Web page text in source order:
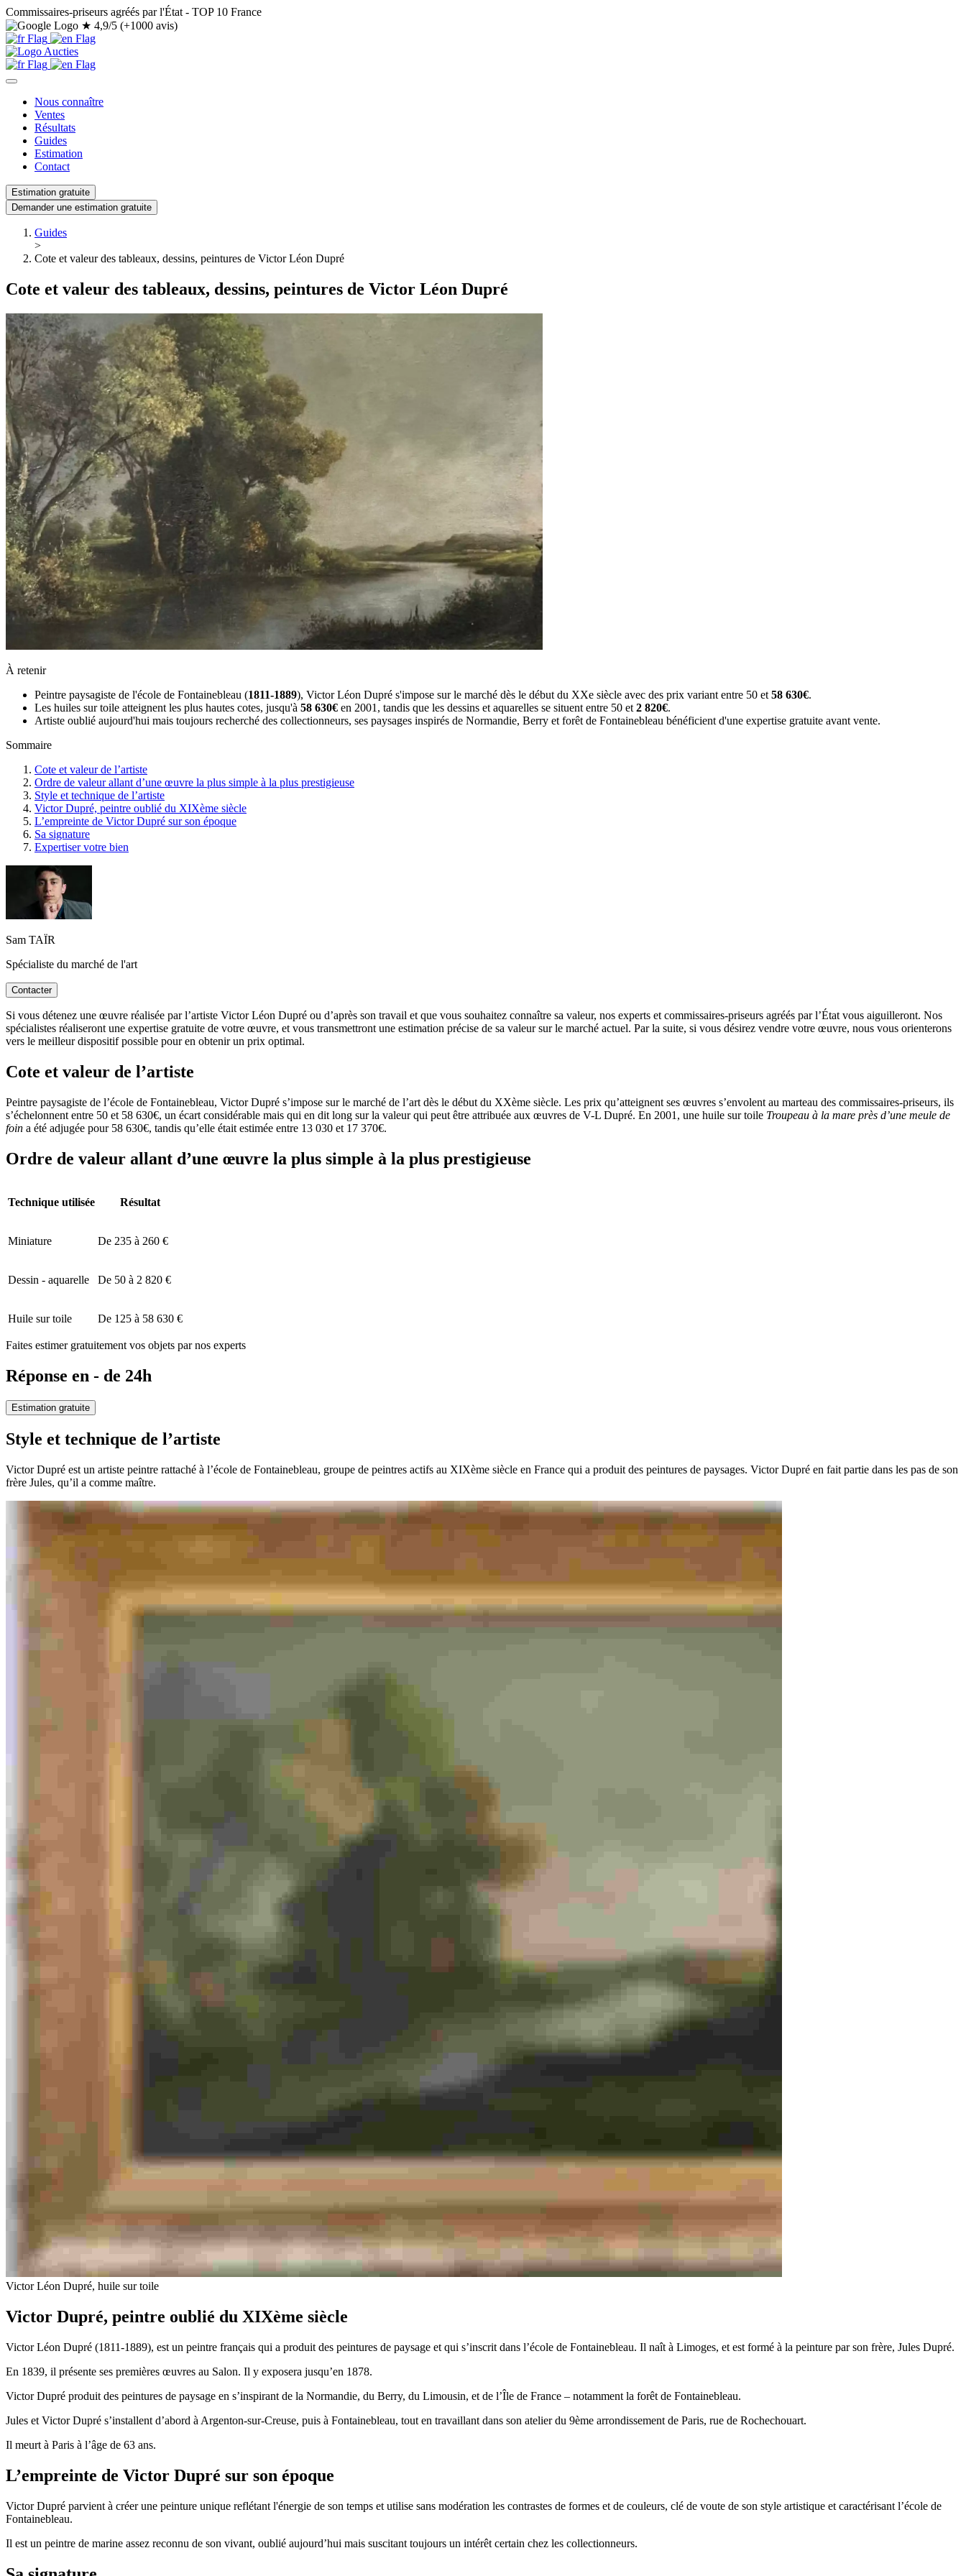
Commissaires-priseurs agréés par l'État - TOP 10 France
★ 4,9/5 (+1000 avis)
Nous connaître
Ventes
Résultats
Guides
Estimation
Contact
Estimation gratuite
Demander une estimation gratuite
Guides
>
Cote et valeur des tableaux, dessins, peintures de Victor Léon Dupré
Cote et valeur des tableaux, dessins, peintures de Victor Léon Dupré
À retenir
Peintre paysagiste de l'école de Fontainebleau (1811-1889), Victor Léon Dupré s'impose sur le marché dès le début du XXe siècle avec des prix variant entre 50 et 58 630€.
Les huiles sur toile atteignent les plus hautes cotes, jusqu'à 58 630€ en 2001, tandis que les dessins et aquarelles se situent entre 50 et 2 820€.
Artiste oublié aujourd'hui mais toujours recherché des collectionneurs, ses paysages inspirés de Normandie, Berry et forêt de Fontainebleau bénéficient d'une expertise gratuite avant vente.
Sommaire
Cote et valeur de l’artiste
Ordre de valeur allant d’une œuvre la plus simple à la plus prestigieuse
Style et technique de l’artiste
Victor Dupré, peintre oublié du XIXème siècle
L’empreinte de Victor Dupré sur son époque
Sa signature
Expertiser votre bien
Sam TAÏR
Spécialiste du marché de l'art
Contacter
Si vous détenez une œuvre réalisée par l’artiste Victor Léon Dupré ou d’après son travail et que vous souhaitez connaître sa valeur, nos experts et commissaires-priseurs agréés par l’État vous aiguilleront. Nos
spécialistes réaliseront une expertise gratuite de votre œuvre, et vous transmettront une estimation précise de sa valeur sur le marché actuel. Par la suite, si vous désirez vendre votre œuvre, nous vous orienterons
vers le meilleur dispositif possible pour en obtenir un prix optimal.
Cote et valeur de l’artiste
Peintre paysagiste de l’école de Fontainebleau, Victor Dupré s’impose sur le marché de l’art dès le début du XXème siècle. Les prix qu’atteignent ses œuvres s’envolent au marteau des commissaires-priseurs, ils
s’échelonnent entre 50 et 58 630€, un écart considérable mais qui en dit long sur la valeur qui peut être attribuée aux œuvres de V-L Dupré. En 2001, une huile sur toile Troupeau à la mare près d’une meule de
foin a été adjugée pour 58 630€, tandis qu’elle était estimée entre 13 030 et 17 370€.
Ordre de valeur allant d’une œuvre la plus simple à la plus prestigieuse
Technique utilisée Résultat
Miniature De 235 à 260 €
Dessin - aquarelle De 50 à 2 820 €
Huile sur toile De 125 à 58 630 €
Faites estimer gratuitement vos objets par nos experts
Réponse en - de 24h
Estimation gratuite
Style et technique de l’artiste
Victor Dupré est un artiste peintre rattaché à l’école de Fontainebleau, groupe de peintres actifs au XIXème siècle en France qui a produit des peintures de paysages. Victor Dupré en fait partie dans les pas de son
frère Jules, qu’il a comme maître.
Victor Léon Dupré, huile sur toile
Victor Dupré, peintre oublié du XIXème siècle
Victor Léon Dupré (1811-1889), est un peintre français qui a produit des peintures de paysage et qui s’inscrit dans l’école de Fontainebleau. Il naît à Limoges, et est formé à la peinture par son frère, Jules Dupré.
En 1839, il présente ses premières œuvres au Salon. Il y exposera jusqu’en 1878.
Victor Dupré produit des peintures de paysage en s’inspirant de la Normandie, du Berry, du Limousin, et de l’Île de France – notamment la forêt de Fontainebleau.
Jules et Victor Dupré s’installent d’abord à Argenton-sur-Creuse, puis à Fontainebleau, tout en travaillant dans son atelier du 9ème arrondissement de Paris, rue de Rochechouart.
Il meurt à Paris à l’âge de 63 ans.
L’empreinte de Victor Dupré sur son époque
Victor Dupré parvient à créer une peinture unique reflétant l'énergie de son temps et utilise sans modération les contrastes de formes et de couleurs, clé de voute de son style artistique et caractérisant l’école de
Fontainebleau.
Il est un peintre de marine assez reconnu de son vivant, oublié aujourd’hui mais suscitant toujours un intérêt certain chez les collectionneurs.